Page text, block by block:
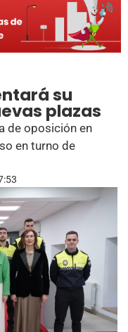
su
plazas
de oposición en
en turno de